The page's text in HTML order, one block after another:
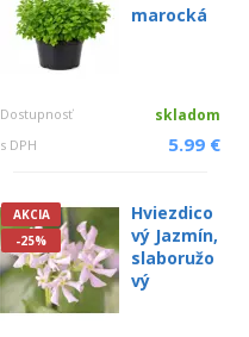
marocká
Dostupnosť skladom
s DPH 5.99 €
AKCIA
-25%
Hviezdico
vý Jazmín,
slaboružo
vý